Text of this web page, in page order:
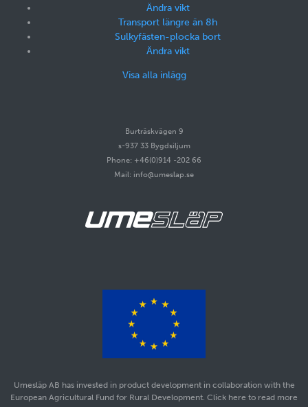
Ändra vikt
Transport längre än 8h
Sulkyfästen-plocka bort
Ändra vikt
Visa alla inlägg
Burträskvägen 9
s-937 33 Bygdsiljum
Phone: +46(0)914 -202 66
Mail: info@umeslap.se
Umesläp AB has invested in product development in collaboration with the
European Agricultural Fund for Rural Development. Click here to read more